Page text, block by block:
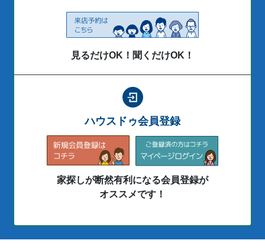
見るだけOK！聞くだけOK！
ハウスドゥ会員登録
家探しが断然有利になる会員登録が
オススメです！